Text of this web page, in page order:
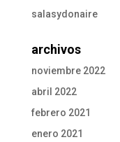
salasydonaire
archivos
noviembre 2022
abril 2022
febrero 2021
enero 2021